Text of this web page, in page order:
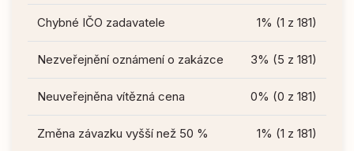
Chybné IČO zadavatele 1% (1 z 181)
Nezveřejnění oznámení o zakázce 3% (5 z 181)
Neuveřejněna vítězná cena 0% (0 z 181)
Změna závazku vyšší než 50 % 1% (1 z 181)